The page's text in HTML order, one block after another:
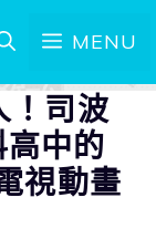
MENU
！司波
中的
視動畫